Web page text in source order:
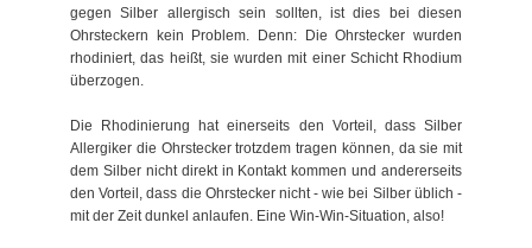
gegen Silber allergisch sein sollten, ist dies bei diesen
Ohrsteckern kein Problem. Denn: Die Ohrstecker wurden
rhodiniert, das heißt, sie wurden mit einer Schicht Rhodium
überzogen.
Die Rhodinierung hat einerseits den Vorteil, dass Silber
Allergiker die Ohrstecker trotzdem tragen können, da sie mit
dem Silber nicht direkt in Kontakt kommen und andererseits
den Vorteil, dass die Ohrstecker nicht - wie bei Silber üblich -
mit der Zeit dunkel anlaufen. Eine Win-Win-Situation, also!